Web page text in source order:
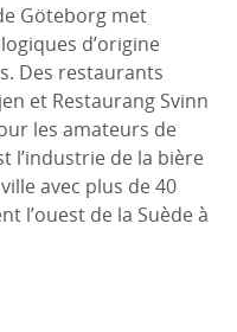
Göteborg met
d’origine
Des restaurants
et Restaurang Svinn
les amateurs de
l’industrie de la bière
avec plus de 40
l’ouest de la Suède à